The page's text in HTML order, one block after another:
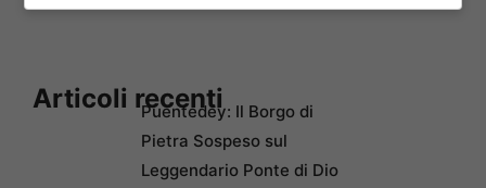
Articoli recentiPuentedey: Il Borgo di
Pietra Sospeso sul
Leggendario Ponte di Dio